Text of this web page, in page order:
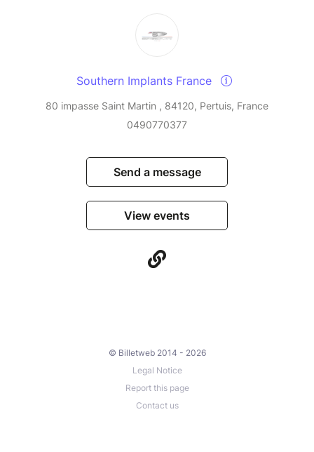
Southern Implants France
80 impasse Saint Martin , 84120, Pertuis, France
0490770377
Send a message
View events
© Billetweb 2014 - 2026
Legal Notice
Report this page
Contact us